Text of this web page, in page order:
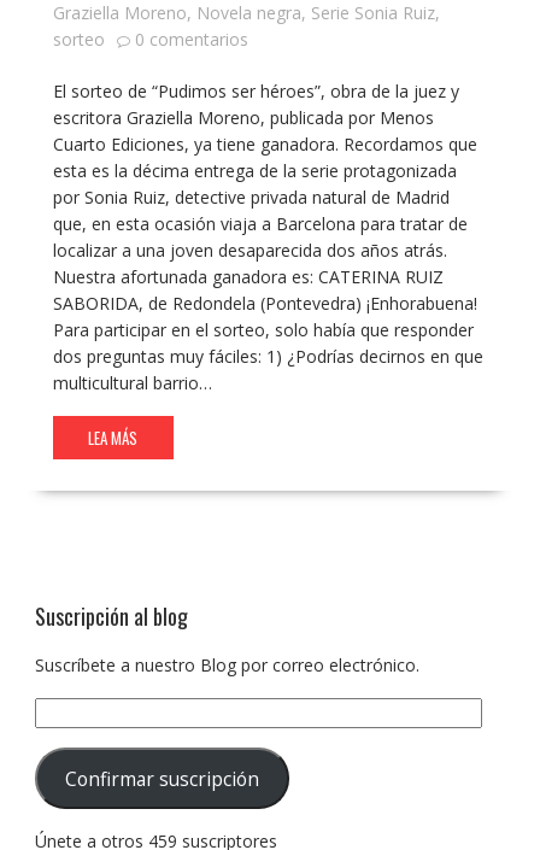
Graziella Moreno, Novela negra, Serie Sonia Ruiz,
sorteo
0 comentarios
El sorteo de “Pudimos ser héroes”, obra de la juez y
escritora Graziella Moreno, publicada por Menos
Cuarto Ediciones, ya tiene ganadora. Recordamos que
esta es la décima entrega de la serie protagonizada
por Sonia Ruiz, detective privada natural de Madrid
que, en esta ocasión viaja a Barcelona para tratar de
localizar a una joven desaparecida dos años atrás.
Nuestra afortunada ganadora es: CATERINA RUIZ
SABORIDA, de Redondela (Pontevedra) ¡Enhorabuena!
Para participar en el sorteo, solo había que responder
dos preguntas muy fáciles: 1) ¿Podrías decirnos en que
multicultural barrio…
LEA MÁS
Suscripción al blog
Suscríbete a nuestro Blog por correo electrónico.
correo
electrónico:
Confirmar suscripción
Únete a otros 459 suscriptores